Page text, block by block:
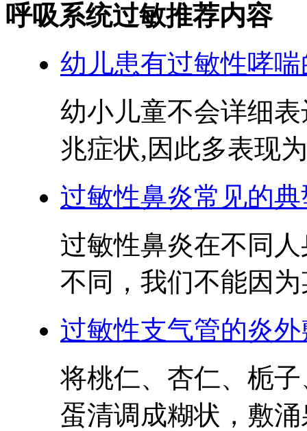
呼吸系统过敏推荐内容
幼儿患有过敏性哮
幼小儿童不会详细
兆症状,因此多表现
过敏性鼻炎常见的
过敏性鼻炎在不同
不同，我们不能因
过敏性支气管的炎
将桃仁、杏仁、栀
蛋清调成糊状，敷